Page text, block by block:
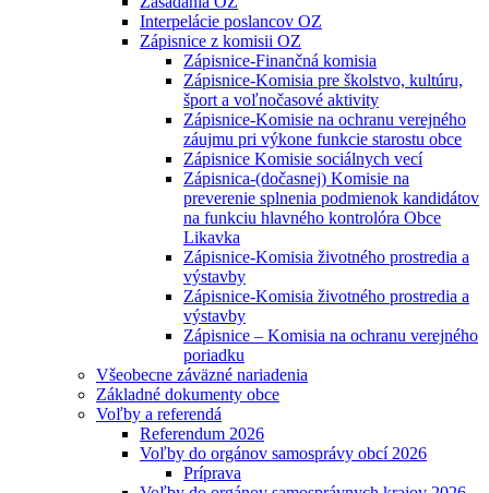
Interpelácie poslancov OZ
Zápisnice z komisii OZ
Zápisnice-Finančná komisia
Zápisnice-Komisia pre školstvo, kultúru,
šport a voľnočasové aktivity
Zápisnice-Komisie na ochranu verejného
záujmu pri výkone funkcie starostu obce
Zápisnice Komisie sociálnych vecí
Zápisnica-(dočasnej) Komisie na
preverenie splnenia podmienok kandidátov
na funkciu hlavného kontrolóra Obce
Likavka
Zápisnice-Komisia životného prostredia a
výstavby
Zápisnice-Komisia životného prostredia a
výstavby
Zápisnice – Komisia na ochranu verejného
poriadku
Všeobecne záväzné nariadenia
Základné dokumenty obce
Voľby a referendá
Referendum 2026
Voľby do orgánov samosprávy obcí 2026
Príprava